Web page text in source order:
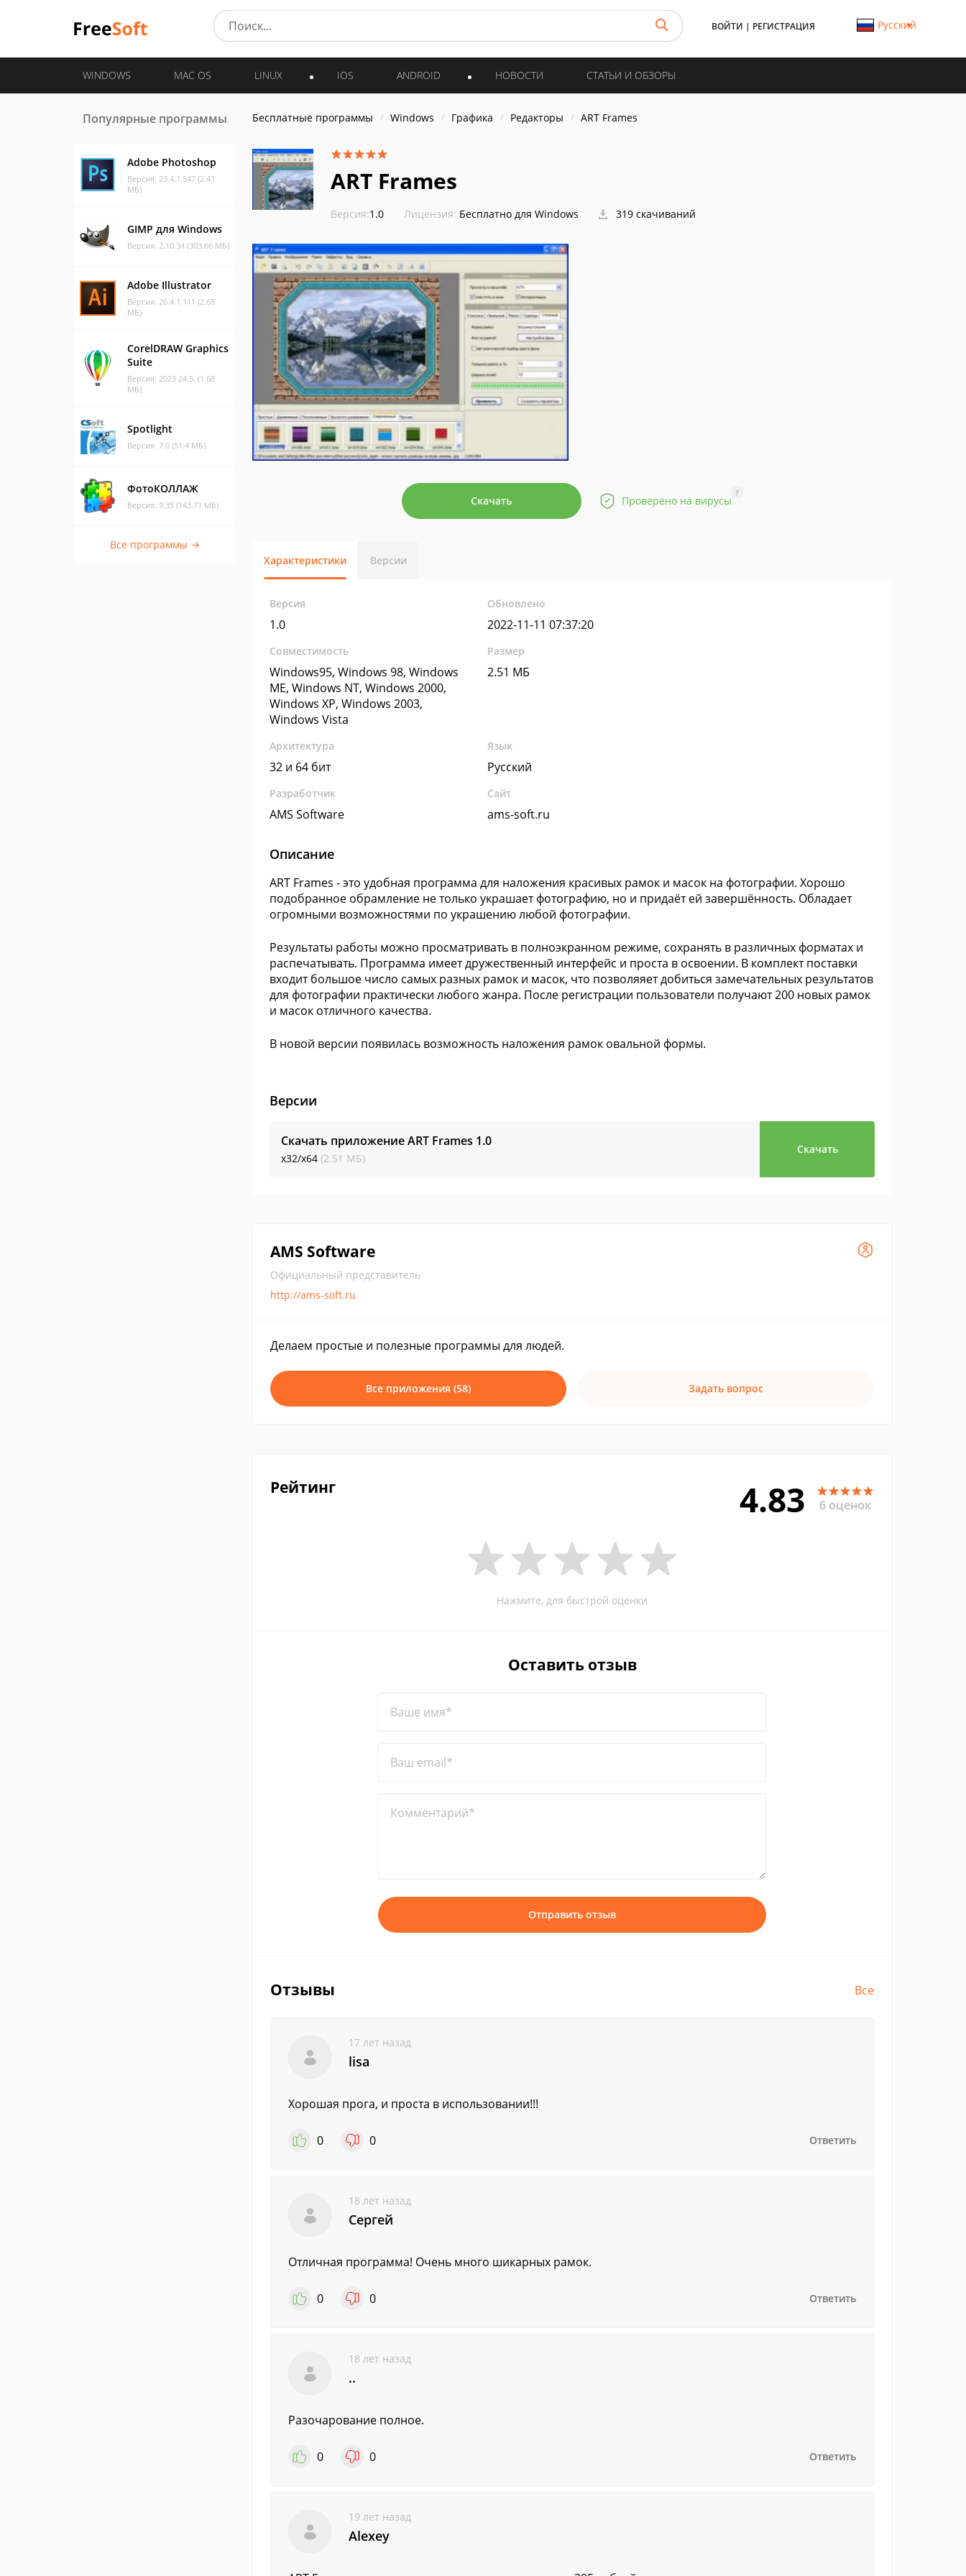
ВОЙТИ | РЕГИСТРАЦИЯ Русский
WINDOWS MAC OS LINUX IOS ANDROID НОВОСТИ СТАТЬИ И ОБЗОРЫ
Популярные программы
Adobe Photoshop
Версия: 23.4.1.547 (2.41
МБ)
GIMP для Windows
Версия: 2.10.34 (303.66 МБ)
Adobe Illustrator
Версия: 26.4.1.111 (2.68
МБ)
CorelDRAW Graphics
Suite
Версия: 2023 24.5. (1.68
МБ)
Spotlight
Версия: 7.0 (51.4 МБ)
ФотоКОЛЛАЖ
Версия: 9.35 (143.71 МБ)
Все программы →
Бесплатные программы Windows Графика Редакторы ART Frames
ART Frames
Версия:1.0 Лицензия: Бесплатно для Windows 319 скачиваний
Скачать Проверено на вирусы
?
Характеристики Версии
Версия
1.0
Обновлено
2022-11-11 07:37:20
Совместимость
Windows95, Windows 98, Windows
ME, Windows NT, Windows 2000,
Windows XP, Windows 2003,
Windows Vista
Размер
2.51 МБ
Архитектура
32 и 64 бит
Язык
Русский
Разработчик
AMS Software
Сайт
ams-soft.ru
Описание
ART Frames - это удобная программа для наложения красивых рамок и масок на фотографии. Хорошо
подобранное обрамление не только украшает фотографию, но и придаёт ей завершённость. Обладает
огромными возможностями по украшению любой фотографии.
Результаты работы можно просматривать в полноэкранном режиме, сохранять в различных форматах и
распечатывать. Программа имеет дружественный интерфейс и проста в освоении. В комплект поставки
входит большое число самых разных рамок и масок, что позволяяет добиться замечательных результатов
для фотографии практически любого жанра. После регистрации пользователи получают 200 новых рамок
и масок отличного качества.
В новой версии появилась возможность наложения рамок овальной формы.
Версии
Скачать приложение ART Frames 1.0
x32/x64 (2.51 МБ)
Скачать
AMS Software
Официальный представитель
http://ams-soft.ru
Делаем простые и полезные программы для людей.
Все приложения (58) Задать вопрос
Рейтинг 4.83 6 оценок
Нажмите, для быстрой оценки
Оставить отзыв
Ваше имя*
Ваш email*
Комментарий*
Отправить отзыв
Отзывы Все
17 лет назад
lisa
Хорошая прога, и проста в использовании!!!
0 0 Ответить
18 лет назад
Сергей
Отличная программа! Очень много шикарных рамок.
0 0 Ответить
18 лет назад
..
Разочарование полное.
0 0 Ответить
19 лет назад
Alexey